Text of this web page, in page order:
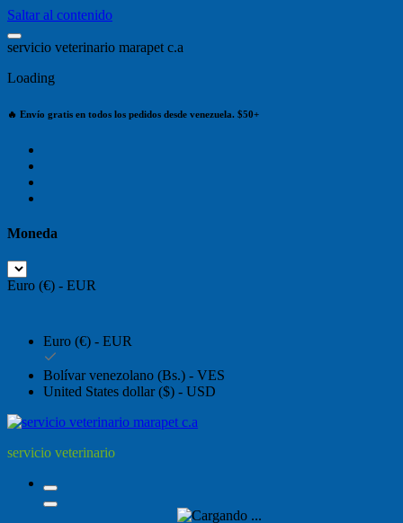
Saltar al contenido
servicio veterinario marapet c.a
Loading
🔥 Envío gratis en todos los pedidos desde venezuela. $50+
Moneda
Euro (€) - EUR
Euro (€) - EUR
Bolívar venezolano (Bs.) - VES
United States dollar ($) - USD
servicio veterinario